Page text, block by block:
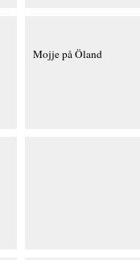
Mojje på Öland